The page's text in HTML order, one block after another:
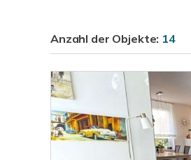
Anzahl der Objekte: 14